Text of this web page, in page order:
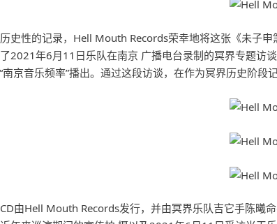
史性的记录，Hell Mouth Records荣幸地将这张《未子
2021年6月11日乐队在南京 广播电台录制的冥界专题访
京音乐频率”播出。通过这段访谈，在作为冥界历史阶段
由Hell Mouth Records发行，并由冥界乐队吉它手陈曦